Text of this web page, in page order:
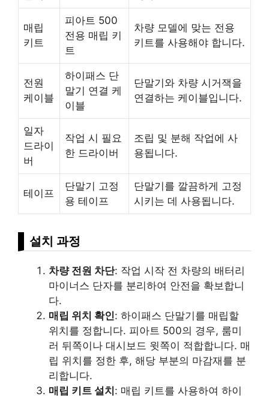
매립
키트
피아트 500
전용 매립 키
트
차량 모델에 맞는 전용
키트를 사용해야 합니다.
전원
케이블
하이패스 단
말기 연결 케
이블
단말기와 차량 시거잭을
연결하는 케이블입니다.
일자
드라이
버
작업 시 필요
한 드라이버
조립 및 분해 작업에 사
용됩니다.
테이프
단말기 고정
용 테이프
단말기를 깔끔하게 고정
시키는 데 사용됩니다.
설치 과정
차량 전원 차단: 작업 시작 전 차량의 배터리
마이너스 단자를 분리하여 안전을 확보합니
다.
매립 위치 확인: 하이패스 단말기를 매립할
위치를 정합니다. 피아트 500의 경우, 룸미
러 뒤쪽이나 대시보드 윗쪽이 적합합니다. 매
립 위치를 정한 후, 해당 부분의 마감재를 분
리합니다.
매립 키트 설치: 매립 키트를 사용하여 하이